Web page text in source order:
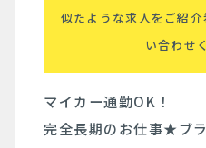
似たような求人をご紹
い合わせ
マイカー通勤OK！
完全長期のお仕事★ブ